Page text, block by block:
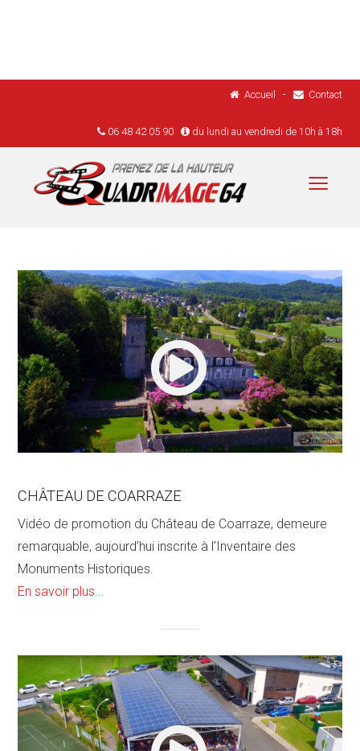
Accueil - Contact
06 48 42 05 90 du lundi au vendredi de 10h à 18h
Menu
Accueil
Réglementation
Tarifs
Devis
CHÂTEAU DE COARRAZE
Vidéo de promotion du Château de Coarraze, demeure
remarquable, aujourd’hui inscrite à l’Inventaire des
Monuments Historiques.
En savoir plus...